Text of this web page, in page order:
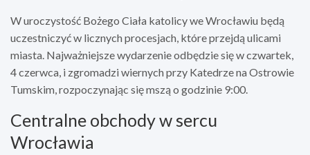
W uroczystość Bożego Ciała katolicy we Wrocławiu będą
uczestniczyć w licznych procesjach, które przejdą ulicami
miasta. Najważniejsze wydarzenie odbędzie się w czwartek,
4 czerwca, i zgromadzi wiernych przy Katedrze na Ostrowie
Tumskim, rozpoczynając się mszą o godzinie 9:00.
Centralne obchody w sercu
Wrocławia